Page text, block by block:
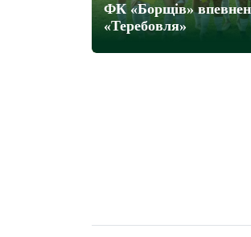
ФК «Борщів»
«Теребовля»